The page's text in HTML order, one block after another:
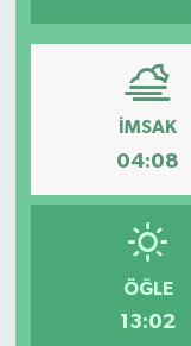
İMSAK
04:08
ÖĞLE
13:02